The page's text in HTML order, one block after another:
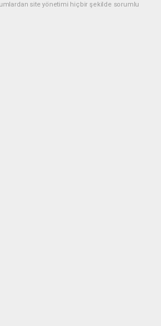
site yönetimi hiçbir şekilde sorumlu